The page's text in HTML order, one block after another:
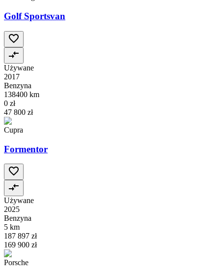
Golf Sportsvan
Używane
2017
Benzyna
138400 km
0 zł
47 800 zł
Cupra
Formentor
Używane
2025
Benzyna
5 km
187 897 zł
169 900 zł
Porsche